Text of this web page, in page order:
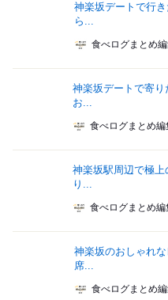
神楽坂デートで行
ら...
食べログまとめ
神楽坂デートで寄
お...
食べログまとめ編
神楽坂駅周辺で極
り...
食べログまとめ編
神楽坂のおしゃれ
席...
食べログまとめ